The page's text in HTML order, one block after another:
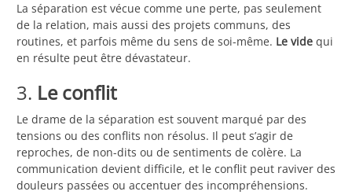
La séparation est vécue comme une perte, pas seulement
de la relation, mais aussi des projets communs, des
routines, et parfois même du sens de soi-même. Le vide qui
en résulte peut être dévastateur.
3. Le conflit
Le drame de la séparation est souvent marqué par des
tensions ou des conflits non résolus. Il peut s’agir de
reproches, de non-dits ou de sentiments de colère. La
communication devient difficile, et le conflit peut raviver des
douleurs passées ou accentuer des incompréhensions.